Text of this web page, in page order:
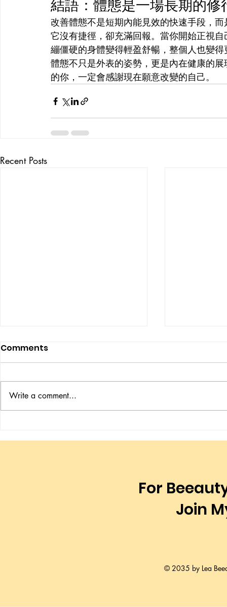
結語：體態是一場長期的修
改善體態不是短期內能見效的快速手段，
它沒有捷徑，卻充滿回報。當你開始正視
繃僵硬的身體變得輕盈舒暢，整個人也變
體態不只是外表的姿勢，更是內在健康的
的你，一定會感謝現在願意改變的自己。
Recent Posts
美學的深層思考
智慧
Comments
Write a comment...
For
Join
© 2035 by Lea